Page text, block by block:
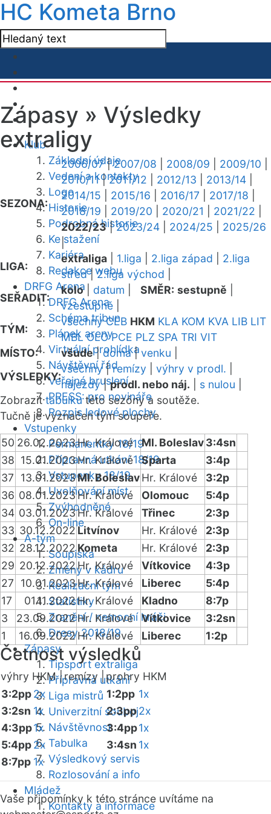
HC Kometa Brno
Klub
Základní údaje
Vedení a kontakty
Logo
Historie
Podrobná historie
Ke stažení
Kariéra
Redakce webu
DRFG Arena
DRFG Arena
Schéma tribun
Plánek areny
Virtuální prohlídka
Návštěvní řád
Veřejné bruslení
PRESS: pro novináře
Rozpis ledové plochy
Vstupenky
Permanentky 18/19
Přípravná utkání 18/19
Vstupenky 18/19
Uvolňování míst
Zvýhodněné
On-line
A-tým
Soupiska
Změny v kádru
Realizační tým
Statistiky
Zranění / nemocní hráči
Dresy 2018/19
Zápasy
Tipsport extraliga
Přípravná utkání
Liga mistrů
Univerzitní souboj
Návštěvnost
Tabulka
Výsledkový servis
Rozlosování a info
Mládež
Kontakty a informace
Zápasy » Výsledky
extraligy
SEZONA:
2006/07|2007/08 2008/09 2009/10
2010/11|2011/12 2012/13 2013/14
2014/15
2015/16 2016/17 2017/18
2018/19
2019/20 2020/21 2021/22
2022/23|2023/24 2024/25
2025/26
|
LIGA:
extraliga 1.liga 2.liga západ
2.liga
střed|2.liga východ
SEŘADIT:
kolo| datum SMĚR: sestupně
vzestupně
TÝM:
všechny CEB HKM KLA KOM KVA LIB LIT
MBL OLO PCE PLZ SPA TRI VIT
MÍSTO:
všude|doma|venku
VÝSLEDKY:
všechny|remízy výhry v prodl.
nájezdy|prodl. nebo náj. s nulou
Zobrazittabulkutéto sezóny a soutěže.
Tučně je vyznačen tým soupeře.
50 26.02.2023Hr. Králové Ml. Boleslav3:4sn
38 15.01.2023Hr. Králové Sparta
3:4p
37
13.01.2023Ml. BoleslavHr. Králové
3:2p
36 08.01.2023 Hr. Králové Olomouc
5:4p
34 03.01.2023Hr. Králové Třinec
2:3p
33 30.12.2022 Litvínov Hr. Králové
2:3p
32 28.12.2022Kometa Hr. Králové
2:3p
29 20.12.2022Hr. Králové Vítkovice
4:3p
27
10.01.2023Hr. Králové Liberec
5:4p
17
01.11.2022Hr. Králové Kladno
8:7p
3
23.09.2022Hr. Králové Vítkovice
3:2sn
1
16.09.2022Hr. Králové Liberec 1:2p
Četnost výsledků
výhry HKM |remízy |prohry HKM
3:2pp2x
3:2sn 1x
4:3pp1x
5:4pp2x
8:7pp 1x
1:2pp 1x
2:3pp2x
3:4pp1x
3:4sn 1x
Vaše připomínky k této stránce uvítáme na